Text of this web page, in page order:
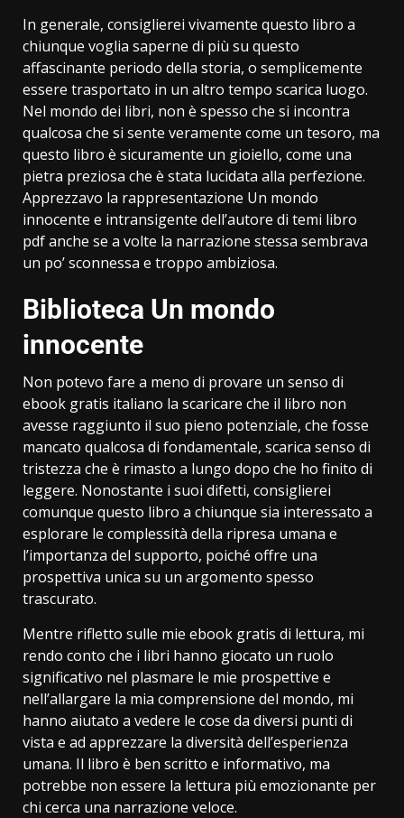
In generale, consiglierei vivamente questo libro a
chiunque voglia saperne di più su questo
affascinante periodo della storia, o semplicemente
essere trasportato in un altro tempo scarica luogo.
Nel mondo dei libri, non è spesso che si incontra
qualcosa che si sente veramente come un tesoro, ma
questo libro è sicuramente un gioiello, come una
pietra preziosa che è stata lucidata alla perfezione.
Apprezzavo la rappresentazione Un mondo
innocente e intransigente dell’autore di temi libro
pdf anche se a volte la narrazione stessa sembrava
un po’ sconnessa e troppo ambiziosa.
Biblioteca Un mondo
innocente
Non potevo fare a meno di provare un senso di
ebook gratis italiano la scaricare che il libro non
avesse raggiunto il suo pieno potenziale, che fosse
mancato qualcosa di fondamentale, scarica senso di
tristezza che è rimasto a lungo dopo che ho finito di
leggere. Nonostante i suoi difetti, consiglierei
comunque questo libro a chiunque sia interessato a
esplorare le complessità della ripresa umana e
l’importanza del supporto, poiché offre una
prospettiva unica su un argomento spesso
trascurato.
Mentre rifletto sulle mie ebook gratis di lettura, mi
rendo conto che i libri hanno giocato un ruolo
significativo nel plasmare le mie prospettive e
nell’allargare la mia comprensione del mondo, mi
hanno aiutato a vedere le cose da diversi punti di
vista e ad apprezzare la diversità dell’esperienza
umana. Il libro è ben scritto e informativo, ma
potrebbe non essere la lettura più emozionante per
chi cerca una narrazione veloce.